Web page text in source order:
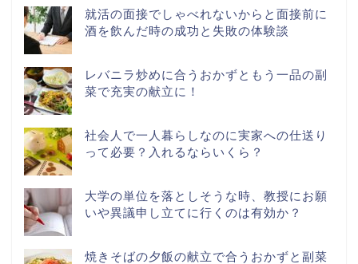
就活の面接でしゃべれないからと面接前に
酒を飲んだ時の成功と失敗の体験談
レバニラ炒めに合うおかずともう一品の副
菜で充実の献立に！
社会人で一人暮らしなのに実家への仕送り
って必要？入れるならいくら？
大学の単位を落としそうな時、教授にお願
いや異議申し立てに行くのは有効か？
焼きそばの夕飯の献立で合うおかずと副菜